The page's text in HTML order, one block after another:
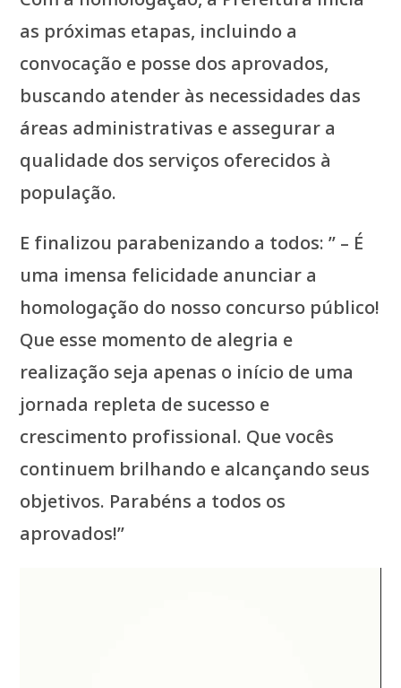
as próximas etapas, incluindo a
convocação e posse dos aprovados,
buscando atender às necessidades das
áreas administrativas e assegurar a
qualidade dos serviços oferecidos à
população.
E finalizou parabenizando a todos: ” – É
uma imensa felicidade anunciar a
homologação do nosso concurso público!
Que esse momento de alegria e
realização seja apenas o início de uma
jornada repleta de sucesso e
crescimento profissional. Que vocês
continuem brilhando e alcançando seus
objetivos. Parabéns a todos os
aprovados!”